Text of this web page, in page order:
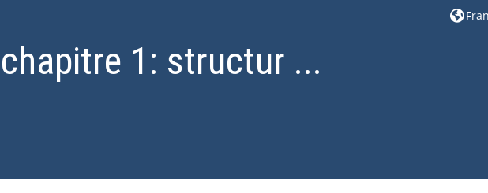
chapitre 1: structur ...